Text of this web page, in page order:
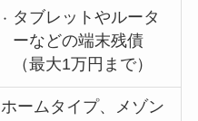
タブレットやルータ
ーなどの端末残債
（最大1万円まで）
ホームタイプ、メゾン